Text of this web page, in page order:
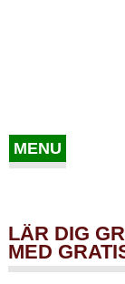
MENU
LÄR DIG
MED